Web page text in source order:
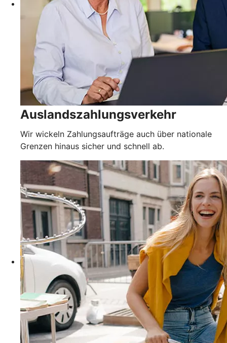
Auslandszahlungsverkehr
Wir wickeln Zahlungsaufträge auch über nationale
Grenzen hinaus sicher und schnell ab.